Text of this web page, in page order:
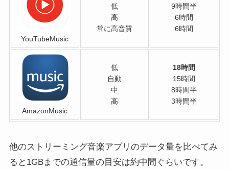
YouTubeMusic
低
高
常に高音質
9時間半
6時間
6時間
AmazonMusic
低
自動
中
高
18時間
15時間
8時間半
3時間半
他のストリーミング音楽アプリのデータ量を比べてみ
ると1GBまでの通信量の目安は約中間ぐらいです。